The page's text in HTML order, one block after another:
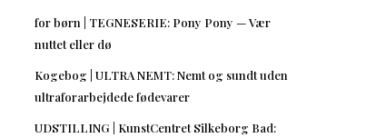
for børn | TEGNESERIE: Pony Pony — Vær
nuttet eller dø
Kogebog | ULTRA NEMT: Nemt og sundt uden
ultraforarbejdede fødevarer
UDSTILLING | KunstCentret Silkeborg Bad: